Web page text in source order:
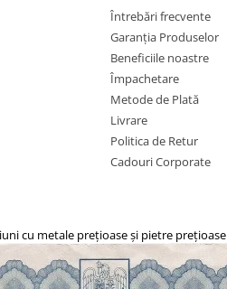
Întrebări frecvente
Garanția Produselor
Beneficiile noastre
Împachetare
Metode de Plată
Livrare
Politica de Retur
Cadouri Corporate
cu metale prețioase și pietre prețioase